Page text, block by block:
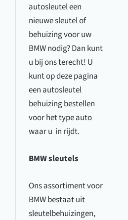
autosleutel een
nieuwe sleutel of
behuizing voor uw
BMW nodig? Dan kunt
u bij ons terecht! U
kunt op deze pagina
een autosleutel
behuizing bestellen
voor het type auto
waar u in rijdt.
BMW sleutels
Ons assortiment voor
BMW bestaat uit
sleutelbehuizingen,